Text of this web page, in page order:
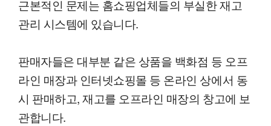
근본적인 문제는 홈쇼핑업체들의 부실한 재고
관리 시스템에 있습니다.
판매자들은 대부분 같은 상품을 백화점 등 오프
라인 매장과 인터넷쇼핑몰 등 온라인 상에서 동
시 판매하고, 재고를 오프라인 매장의 창고에 보
관합니다.